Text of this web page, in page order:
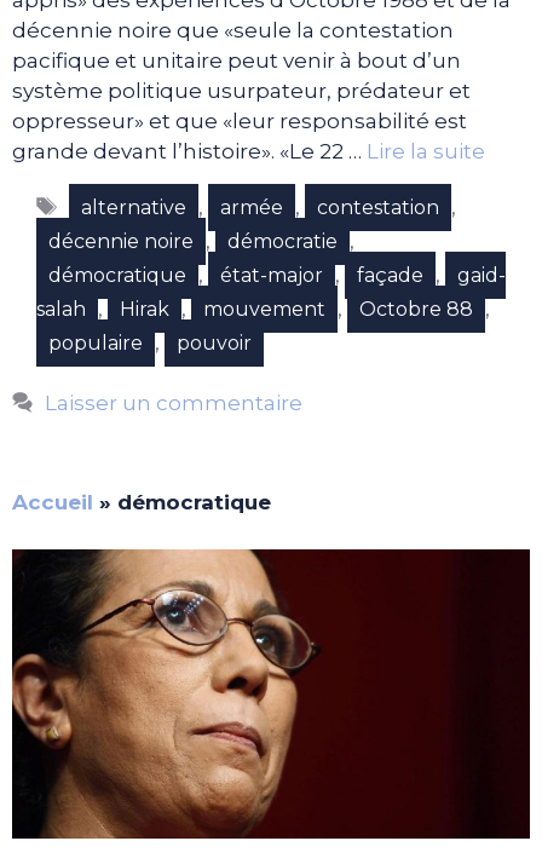
décennie noire que «seule la contestation
pacifique et unitaire peut venir à bout d’un
système politique usurpateur, prédateur et
oppresseur» et que «leur responsabilité est
grande devant l’histoire». «Le 22 … Lire la suite
Étiquettes
alternative , armée , contestation ,
décennie noire , démocratie ,
démocratique , état-major , façade ,
gaid-
salah
, Hirak , mouvement , Octobre 88 ,
populaire , pouvoir
Laisser un commentaire
Accueil » démocratique